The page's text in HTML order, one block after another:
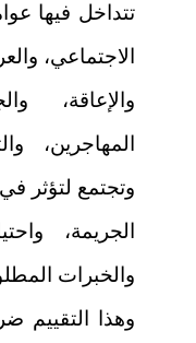
تتداخل فيها
الاجتماعي،
والإعاقة،
المهاجرين،
وتجتمع لتؤثر
الجريمة،
والخبرات
وهذا التقييم